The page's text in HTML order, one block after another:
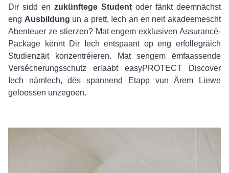
Dir sidd en zukünftege Student oder fänkt deemnächst
eng Ausbildung un a prett, Iech an en neit akadeemescht
Abenteuer ze stierzen? Mat engem exklusiven Assurancë-
Package kënnt Dir Iech entspaant op eng erfollegräich
Studienzäit konzentréieren. Mat sengem ëmfaassende
Versécherungsschutz erlaabt easyPROTECT Discover
Iech nämlech, dës spannend Etapp vun Ärem Liewe
geloossen unzegoen.